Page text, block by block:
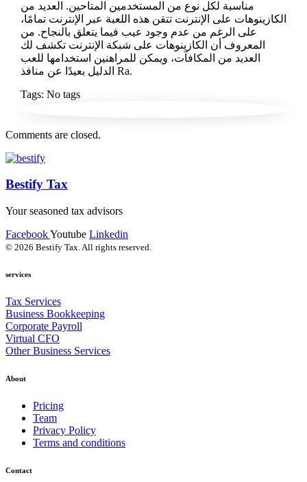
مناسبة لكل نوع من المستخدمين المتاحين. العديد من
الكازينوهات على الإنترنت تتقن هذه اللعبة عبر الإنترنت تمامًا،
على الرغم من عدم وجود عيب فيما يتعلق بالنجاح. من
المعروف أن الكازينوهات على شبكة الإنترنت تكشف لك
العديد من المكافآت، ويمكن للمراهنين استخدامها للعب
الدليل بعيدًا عن منافذ Ra.
Tags: No tags
Comments are closed.
Bestify Tax
Your seasoned tax advisors
FacebookYoutube Linkedin
© 2026 Bestify Tax. All rights reserved.
services
Tax Services
Business Bookkeeping
Corporate Payroll
Virtual CFO
Other Business Services
About
Pricing
Team
Privacy Policy
Terms and conditions
Contact